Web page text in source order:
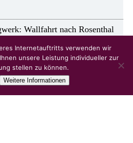
Wallfahrt nach Rosenthal
Internetauftritts verwenden wir
unsere Leistung individueller zur
stellen zu können.
Weitere Informationen